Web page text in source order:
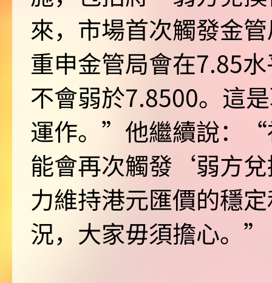
來，市場首次觸發金
重申金管局會在7.85
不會弱於7.8500。這
運作。”他繼續說：“
能會再次觸發‘弱方
力維持港元匯價的穩
況，大家毋須擔心。”